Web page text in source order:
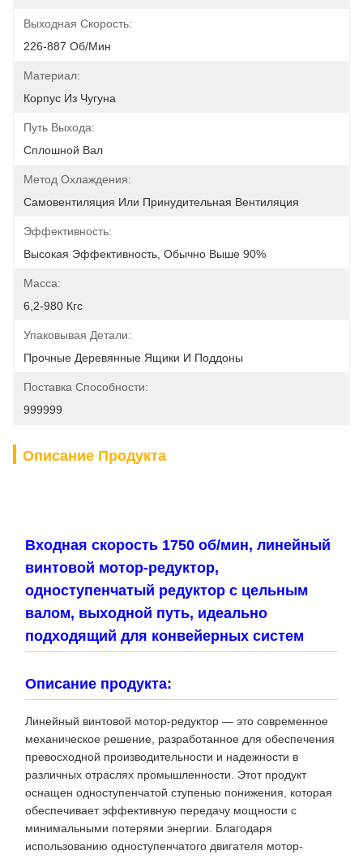
Выходная Скорость:
226-887 Об/мин
Материал:
Корпус Из Чугуна
Путь Выхода:
Сплошной Вал
Метод Охлаждения:
Самовентиляция Или Принудительная Вентиляция
Эффективность:
Высокая Эффективность, Обычно Выше 90%
Масса:
6,2-980 Кгс
Упаковывая Детали:
Прочные Деревянные Ящики И Поддоны
Поставка Способности:
999999
Описание Продукта
Входная скорость 1750 об/мин, линейный
винтовой мотор-редуктор,
одноступенчатый редуктор с цельным
валом, выходной путь, идеально
подходящий для конвейерных систем
Описание продукта:
Линейный винтовой мотор-редуктор — это современное
механическое решение, разработанное для обеспечения
превосходной производительности и надежности в
различных отраслях промышленности. Этот продукт
оснащен одноступенчатой ​​ступенью понижения, которая
обеспечивает эффективную передачу мощности с
минимальными потерями энергии. Благодаря
использованию одноступенчатого двигателя мотор-